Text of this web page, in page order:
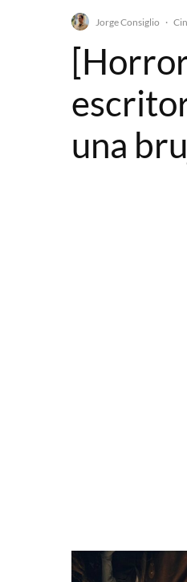
Jorge Consiglio ·
una